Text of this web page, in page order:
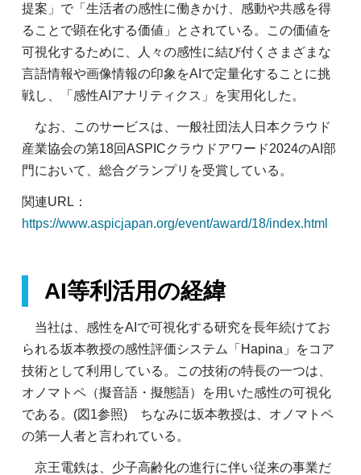
提案」で「生活者の感性に働きかけ、感動や共感を得
ることで顕在化する価値」とされている。この価値を
可視化するために、人々の感性に結び付くさまざまな
言語情報や画像情報の印象をAIで定量化することに挑
戦し、「感性AIアナリティクス」を実用化した。
なお、このサービスは、一般社団法人日本クラウド
産業協会の第18回ASPICクラウドアワード2024のAI部
門において、総合グランプリを受賞している。
関連URL：
https://www.aspicjapan.org/event/award/18/index.html
AI等利活用の経緯
当社は、感性をAIで可視化する研究を長年続けてお
られる坂本教授の感性評価システム「Hapina」をコア
技術として利用している。この技術の特長の一つは、
オノマトペ（擬音語・擬態語）を用いた感性の可視化
である。(図1参照) ちなみに坂本教授は、オノマトペ
の第一人者と言われている。
京王電鉄は、少子高齢化の進行に伴い従来の事業だ